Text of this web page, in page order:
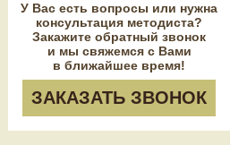
У Вас есть вопросы или нужна
консультация методиста?
Закажите обратный звонок
и мы свяжемся с Вами
в ближайшее время!
ЗАКАЗАТЬ ЗВОНОК